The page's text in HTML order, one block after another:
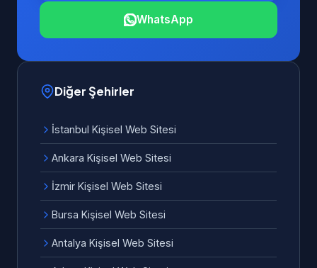
WhatsApp
Diğer Şehirler
İstanbul Kişisel Web Sitesi
Ankara Kişisel Web Sitesi
İzmir Kişisel Web Sitesi
Bursa Kişisel Web Sitesi
Antalya Kişisel Web Sitesi